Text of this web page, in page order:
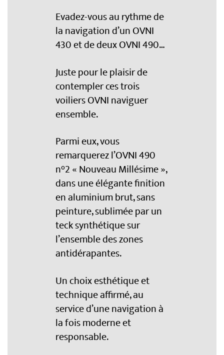
Evadez-vous au rythme de
la navigation d’un OVNI
430 et de deux OVNI 490…
Juste pour le plaisir de
contempler ces trois
voiliers OVNI naviguer
ensemble.
Parmi eux, vous
remarquerez l’OVNI 490
n°2 « Nouveau Millésime »,
dans une élégante finition
en aluminium brut, sans
peinture, sublimée par un
teck synthétique sur
l’ensemble des zones
antidérapantes.
Un choix esthétique et
technique affirmé, au
service d’une navigation à
la fois moderne et
responsable.